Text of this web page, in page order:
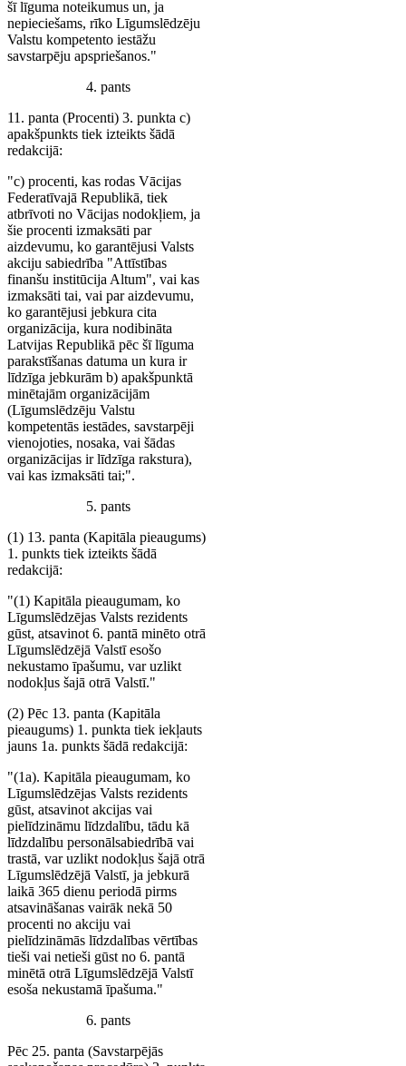
šī līguma noteikumus un, ja
nepieciešams, rīko Līgumslēdzēju
Valstu kompetento iestāžu
savstarpēju apspriešanos."
4. pants
11. panta (Procenti) 3. punkta c)
apakšpunkts tiek izteikts šādā
redakcijā:
"c) procenti, kas rodas Vācijas
Federatīvajā Republikā, tiek
atbrīvoti no Vācijas nodokļiem, ja
šie procenti izmaksāti par
aizdevumu, ko garantējusi Valsts
akciju sabiedrība "Attīstības
finanšu institūcija Altum", vai kas
izmaksāti tai, vai par aizdevumu,
ko garantējusi jebkura cita
organizācija, kura nodibināta
Latvijas Republikā pēc šī līguma
parakstīšanas datuma un kura ir
līdzīga jebkurām b) apakšpunktā
minētajām organizācijām
(Līgumslēdzēju Valstu
kompetentās iestādes, savstarpēji
vienojoties, nosaka, vai šādas
organizācijas ir līdzīga rakstura),
vai kas izmaksāti tai;".
5. pants
(1) 13. panta (Kapitāla pieaugums)
1. punkts tiek izteikts šādā
redakcijā:
"(1) Kapitāla pieaugumam, ko
Līgumslēdzējas Valsts rezidents
gūst, atsavinot 6. pantā minēto otrā
Līgumslēdzējā Valstī esošo
nekustamo īpašumu, var uzlikt
nodokļus šajā otrā Valstī."
(2) Pēc 13. panta (Kapitāla
pieaugums) 1. punkta tiek iekļauts
jauns 1a. punkts šādā redakcijā:
"(1a). Kapitāla pieaugumam, ko
Līgumslēdzējas Valsts rezidents
gūst, atsavinot akcijas vai
pielīdzināmu līdzdalību, tādu kā
līdzdalību personālsabiedrībā vai
trastā, var uzlikt nodokļus šajā otrā
Līgumslēdzējā Valstī, ja jebkurā
laikā 365 dienu periodā pirms
atsavināšanas vairāk nekā 50
procenti no akciju vai
pielīdzināmās līdzdalības vērtības
tieši vai netieši gūst no 6. pantā
minētā otrā Līgumslēdzējā Valstī
esoša nekustamā īpašuma."
6. pants
Pēc 25. panta (Savstarpējās